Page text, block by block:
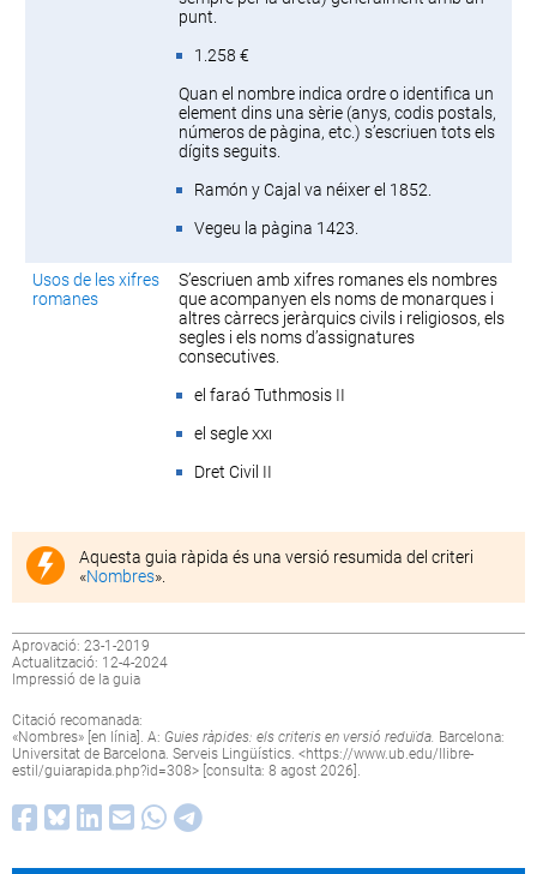
punt.
1.258 €
Quan el nombre indica ordre o identifica un
element dins una sèrie (anys, codis postals,
números de pàgina, etc.) s’escriuen tots els
dígits seguits.
Ramón y Cajal va néixer el 1852.
Vegeu la pàgina 1423.
Usos de les xifres
romanes
S’escriuen amb xifres romanes els nombres
que acompanyen els noms de monarques i
altres càrrecs jeràrquics civils i religiosos, els
segles i els noms d’assignatures
consecutives.
el faraó Tuthmosis II
el seglexxi
Dret Civil II
Aquesta guia ràpida és una versió resumida del criteri
«Nombres».
Aprovació: 23-1-2019
Actualització: 12-4-2024
Impressió de la guia
Citació recomanada:
«Nombres» [en línia]. A: Guies ràpides: els criteris en versió reduïda. Barcelona:
Universitat de Barcelona. Serveis Lingüístics. <https://www.ub.edu/llibre-
estil/guiarapida.php?id=308> [consulta: 8 agost 2026].